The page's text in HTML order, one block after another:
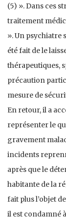
(5) ». Dans ces
traitement
». Un psychiatre
été fait de le
thérapeutiques,
précaution
mesure de
En retour, il a
représenter le
gravement
incidents
après que le
habitante de la
fait plus l’objet
il est condamné